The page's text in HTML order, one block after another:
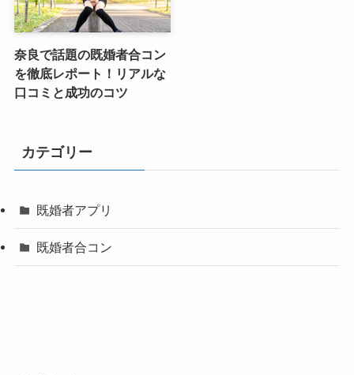
奈良で話題の既婚者合コン
を徹底レポート！リアルな
口コミと成功のコツ
カテゴリー
既婚者アプリ
既婚者合コン